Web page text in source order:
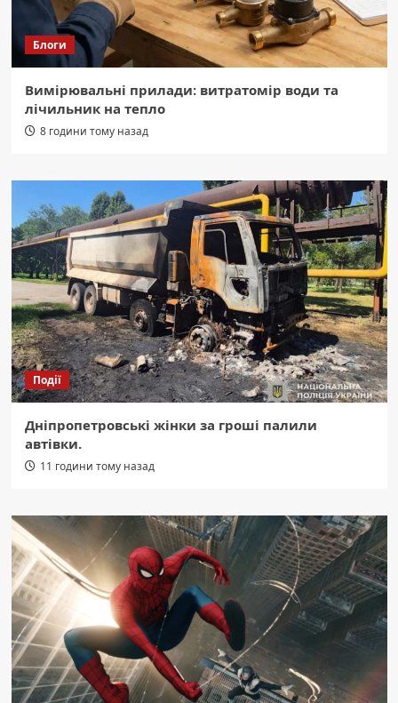
Блоги
Вимірювальні прилади: витратомір води та
лічильник на тепло
8 години тому назад
Події
Дніпропетровські жінки за гроші палили
автівки.
11 години тому назад